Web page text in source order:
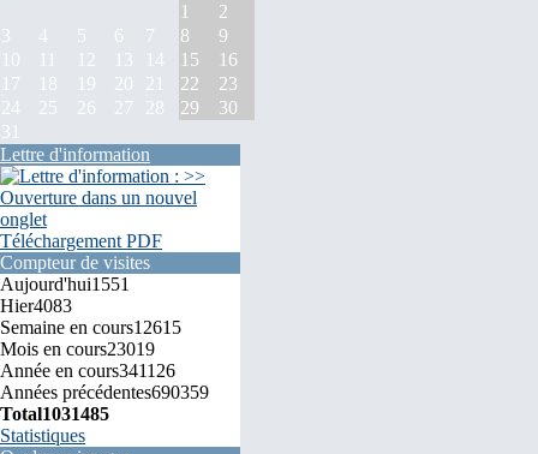
1
2
3
4 5 6 7 8
9
10
11 12 13 14 15
16
17
18 19 20 21 22
23
24
25 26 27 28 29
30
31
Lettre d'information
Téléchargement PDF
Compteur de visites
Aujourd'hui1551
Hier4083
Semaine en cours12615
Mois en cours23019
Année en cours341126
Années précédentes690359
Total1031485
Statistiques